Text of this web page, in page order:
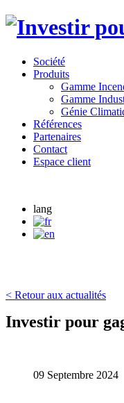
Société
Produits
Gamme
Gamme
Génie
Références
Partenaires
Contact
Espace client
lang
< Retour aux actualités
Investir pour
09 Septembre 2024